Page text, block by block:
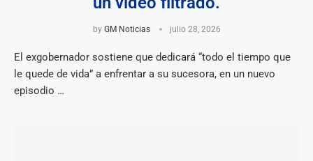
by GM Noticias julio 28, 2026
El exgobernador sostiene que dedicará “todo el tiempo que
le quede de vida” a enfrentar a su sucesora, en un nuevo
episodio …